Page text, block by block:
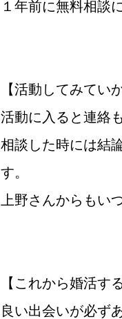
ウ
１年前に無料相談
【活動してみてい
活動に入ると連絡
相談した時には結
す。
上野さんからもい
【これから婚活す
良い出会いが必ず